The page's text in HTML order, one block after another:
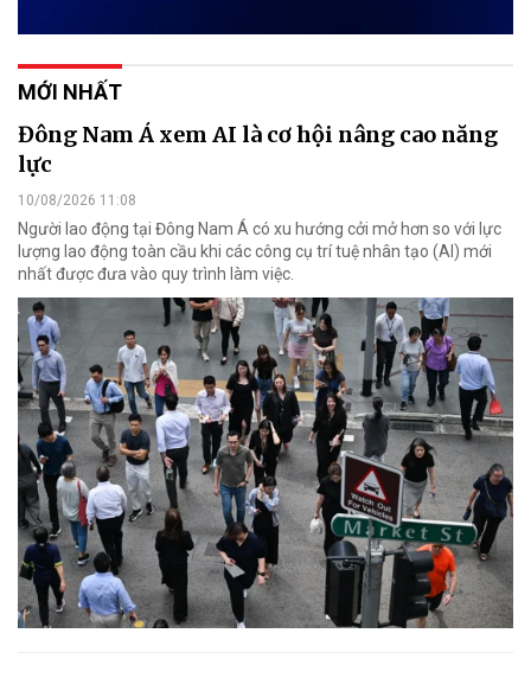
MỚI NHẤT
Đông Nam Á xem AI là cơ hội nâng cao năng
lực
10/08/2026 11:08
Người lao động tại Đông Nam Á có xu hướng cởi mở hơn so với lực
lượng lao động toàn cầu khi các công cụ trí tuệ nhân tạo (AI) mới
nhất được đưa vào quy trình làm việc.